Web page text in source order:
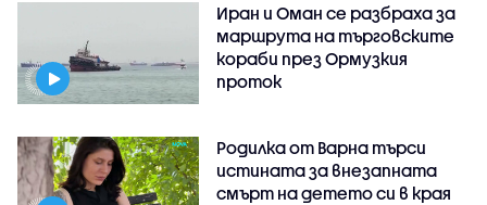
Иран и Оман се разбраха за
маршрута на търговските
кораби през Ормузкия
проток
Родилка от Варна търси
истината за внезапната
смърт на детето си в края